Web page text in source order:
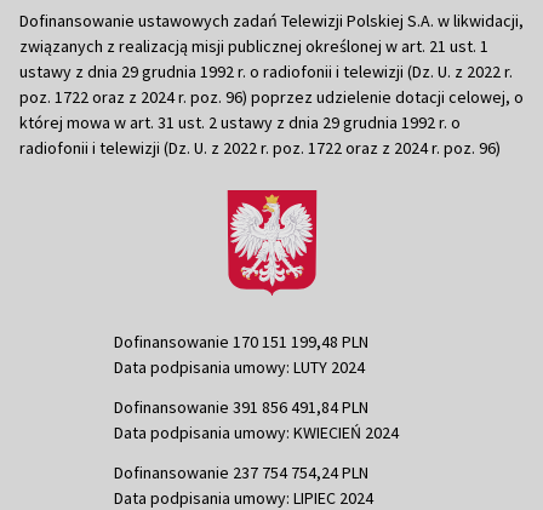
Dofinansowanie ustawowych zadań Telewizji Polskiej S.A. w likwidacji,
związanych z realizacją misji publicznej określonej w art. 21 ust. 1
ustawy z dnia 29 grudnia 1992 r. o radiofonii i telewizji (Dz. U. z 2022 r.
poz. 1722 oraz z 2024 r. poz. 96) poprzez udzielenie dotacji celowej, o
której mowa w art. 31 ust. 2 ustawy z dnia 29 grudnia 1992 r. o
radiofonii i telewizji (Dz. U. z 2022 r. poz. 1722 oraz z 2024 r. poz. 96)
Dofinansowanie 170 151 199,48 PLN
Data podpisania umowy: LUTY 2024
Dofinansowanie 391 856 491,84 PLN
Data podpisania umowy: KWIECIEŃ 2024
Dofinansowanie 237 754 754,24 PLN
Data podpisania umowy: LIPIEC 2024